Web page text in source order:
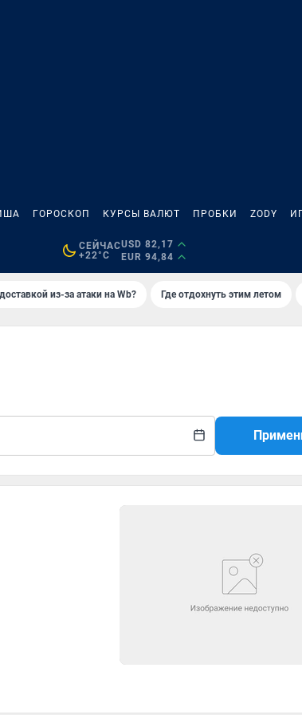
ГОРОСКОП КУРСЫ ВАЛЮТ ПРОБКИ ZODY
СЕЙЧАС
+22°C
USD 82,17
EUR 94,84
из-за атаки на Wb? Где отдохнуть этим летом